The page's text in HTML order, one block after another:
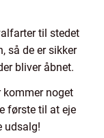
til stedet
så de er sikker
bliver åbnet.
kommer noget
første til at eje
udsalg!